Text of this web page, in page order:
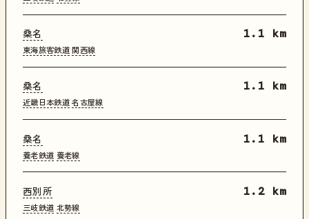
桑名
東海旅客鉄道 関西線
1.1 km
桑名
近畿日本鉄道 名古屋線
1.1 km
桑名
養老鉄道 養老線
1.1 km
西別所
三岐鉄道 北勢線
1.2 km